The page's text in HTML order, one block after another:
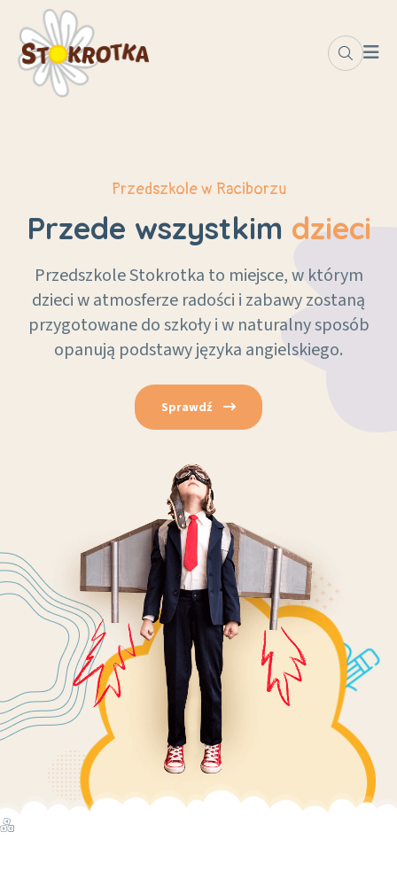
Przedszkole w Raciborzu
Przede wszystkim dzieci
Przedszkole Stokrotka to miejsce, w którym
dzieci w atmosferze radości i zabawy zostaną
przygotowane do szkoły i w naturalny sposób
opanują podstawy języka angielskiego.
Sprawdź